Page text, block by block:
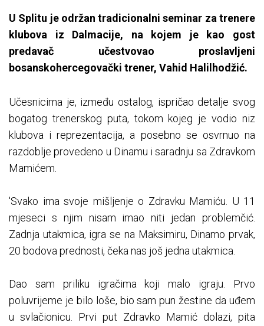
U Splitu je održan tradicionalni seminar za trenere
klubova iz Dalmacije, na kojem je kao gost
predavač učestvovao proslavljeni
bosanskohercegovački trener, Vahid Halilhodžić.
Učesnicima je, između ostalog, ispričao detalje svog
bogatog trenerskog puta, tokom kojeg je vodio niz
klubova i reprezentacija, a posebno se osvrnuo na
razdoblje provedeno u Dinamu i saradnju sa Zdravkom
Mamićem.
'Svako ima svoje mišljenje o Zdravku Mamiću. U 11
mjeseci s njim nisam imao niti jedan problemčić.
Zadnja utakmica, igra se na Maksimiru, Dinamo prvak,
20 bodova prednosti, čeka nas još jedna utakmica.
Dao sam priliku igračima koji malo igraju. Prvo
poluvrijeme je bilo loše, bio sam pun žestine da uđem
u svlačionicu. Prvi put Zdravko Mamić dolazi, pita